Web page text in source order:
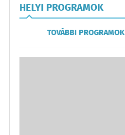
HELYI PROGRAMOK
TOVÁBBI PROGRAMOK